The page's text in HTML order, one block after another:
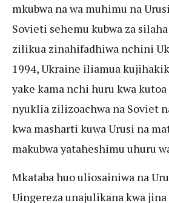
mkubwa na wa muhimu na
Sovieti sehemu kubwa za
zilikua zinahifadhiwa nchini
1994, Ukraine iliamua
yake kama nchi huru kwa
nyuklia zilizoachwa na Soviet
kwa masharti kuwa Urusi na
makubwa yataheshimu uhuru
Mkataba huo uliosainiwa na
Uingereza unajulikana kwa jina